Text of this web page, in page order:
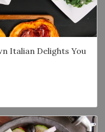
Italian Delights You